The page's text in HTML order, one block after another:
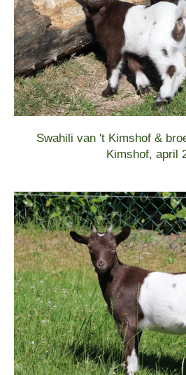
Swahili van 't Kimshof &
Kimshof, april